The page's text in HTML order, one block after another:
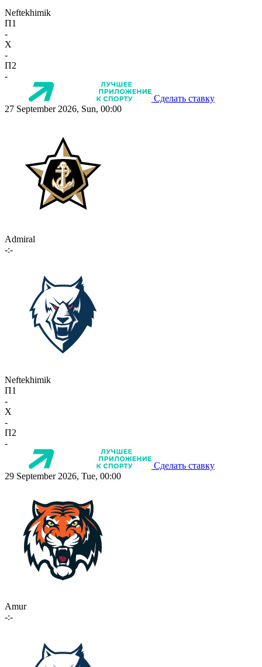
Neftekhimik
П1
-
X
-
П2
-
Сделать ставку
27 September 2026, Sun, 00:00
Admiral
-:-
Neftekhimik
П1
-
X
-
П2
-
Сделать ставку
29 September 2026, Tue, 00:00
Amur
-:-